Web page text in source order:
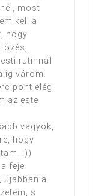
most
kell a
hogy
rutinnál
várom.
pont elég
az este
vagyok,
hogy
:))
feje
újabban a
s